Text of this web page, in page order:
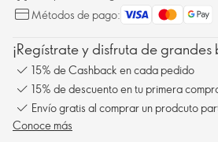
Métodos de pago:
¡Regístrate y disfruta de grandes
15% de Cashback en cada pedido
15% de descuento en tu primera
Envío gratis al comprar un prodcuto
Conoce más